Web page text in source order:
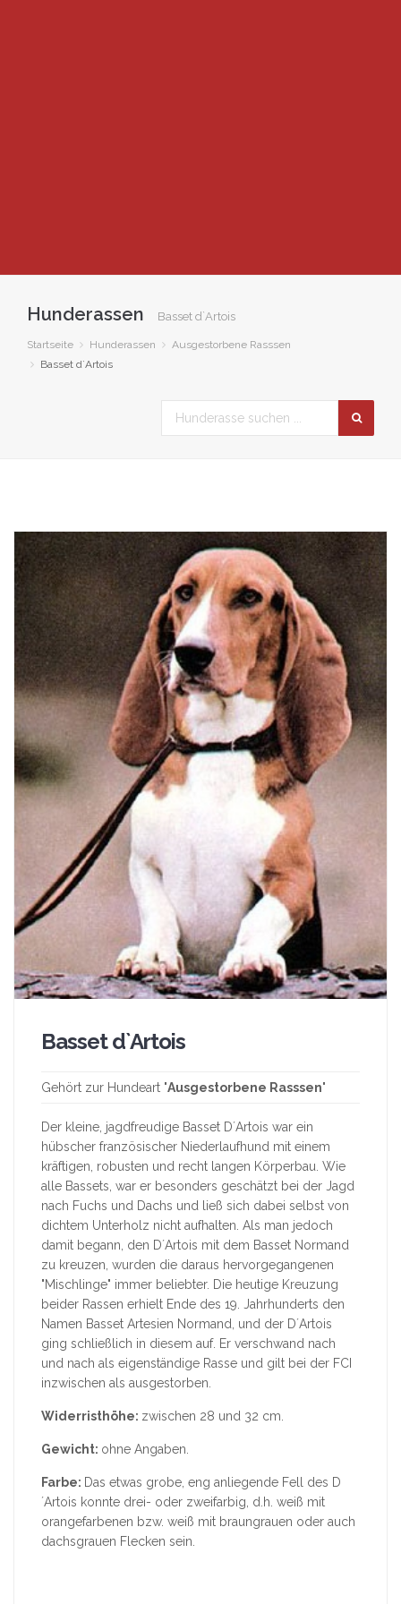
Hunderassen Basset d`Artois
Startseite Hunderassen
Ausgestorbene Rasssen
Basset d`Artois
Basset d`Artois
Gehört zur Hundeart "Ausgestorbene Rasssen"
Der kleine, jagdfreudige Basset D´Artois war ein
hübscher französischer Niederlaufhund mit einem
kräftigen, robusten und recht langen Körperbau. Wie
alle Bassets, war er besonders geschätzt bei der Jagd
nach Fuchs und Dachs und ließ sich dabei selbst von
dichtem Unterholz nicht aufhalten. Als man jedoch
damit begann, den D´Artois mit dem Basset Normand
zu kreuzen, wurden die daraus hervorgegangenen
"Mischlinge" immer beliebter. Die heutige Kreuzung
beider Rassen erhielt Ende des 19. Jahrhunderts den
Namen Basset Artesien Normand, und der D´Artois
ging schließlich in diesem auf. Er verschwand nach
und nach als eigenständige Rasse und gilt bei der FCI
inzwischen als ausgestorben.
Widerristhöhe: zwischen 28 und 32 cm.
Gewicht: ohne Angaben.
Farbe: Das etwas grobe, eng anliegende Fell des D
´Artois konnte drei- oder zweifarbig, d.h. weiß mit
orangefarbenen bzw. weiß mit braungrauen oder auch
dachsgrauen Flecken sein.